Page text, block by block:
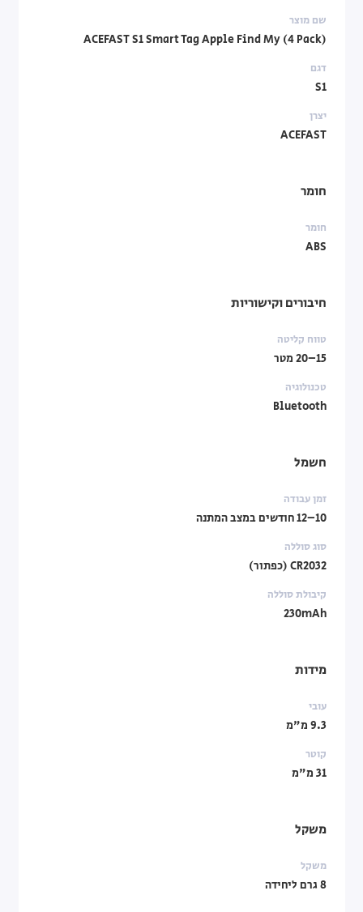
שם מוצר
ACEFAST S1 Smart Tag Apple Find My (4 Pack)
דגם
S1
יצרן
ACEFAST
חומר
חומר
ABS
חיבורים וקישוריות
טווח קליטה
15–20 מטר
טכנולוגיה
Bluetooth
חשמל
זמן עבודה
10–12 חודשים במצב המתנה
סוג סוללה
CR2032 (כפתור)
קיבולת סוללה
230mAh
מידות
עובי
9.3 מ"מ
קוטר
31 מ"מ
משקל
משקל
8 גרם ליחידה